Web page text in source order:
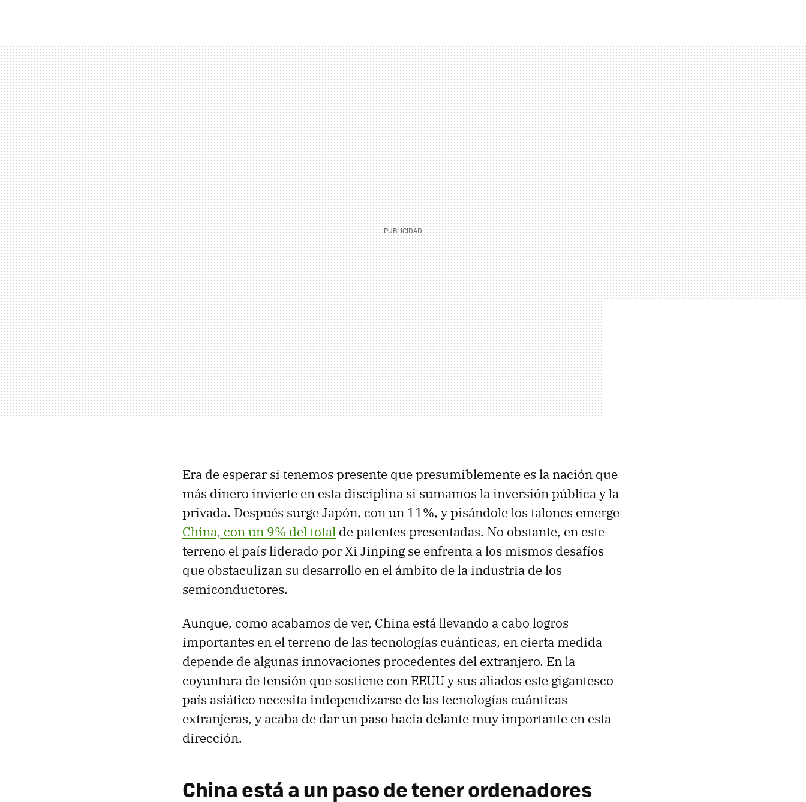
Era de esperar si tenemos presente que presumiblemente es la nación que
más dinero invierte en esta disciplina si sumamos la inversión pública y la
privada. Después surge Japón, con un 11%, y pisándole los talones emerge
China, con un 9% del total de patentes presentadas. No obstante, en este
terreno el país liderado por Xi Jinping se enfrenta a los mismos desafíos
que obstaculizan su desarrollo en el ámbito de la industria de los
semiconductores.
Aunque, como acabamos de ver, China está llevando a cabo logros
importantes en el terreno de las tecnologías cuánticas, en cierta medida
depende de algunas innovaciones procedentes del extranjero. En la
coyuntura de tensión que sostiene con EEUU y sus aliados este gigantesco
país asiático necesita independizarse de las tecnologías cuánticas
extranjeras, y acaba de dar un paso hacia delante muy importante en esta
dirección.
China está a un paso de tener ordenadores